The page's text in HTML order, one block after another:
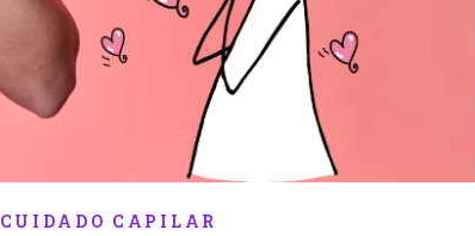
CUIDADO CAPILAR